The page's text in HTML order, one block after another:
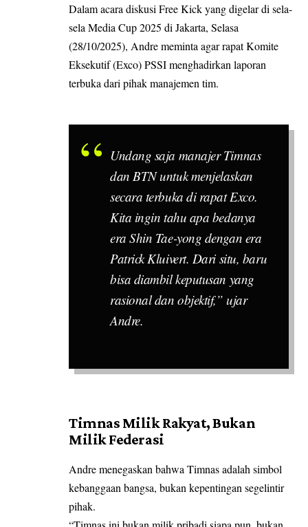
Dalam acara diskusi Free Kick yang digelar di sela-
sela Media Cup 2025 di Jakarta, Selasa
(28/10/2025), Andre meminta agar rapat Komite
Eksekutif (Exco) PSSI menghadirkan laporan
terbuka dari pihak manajemen tim.
Undang saja manajer Timnas
dan BTN untuk menjelaskan
secara terbuka di rapat Exco.
Kita ingin tahu apa bedanya
era Shin Tae-yong dengan era
Patrick Kluivert. Dari situ, baru
bisa diambil keputusan yang
rasional dan objektif,” ujar
Andre.
Timnas Milik Rakyat, Bukan
Milik Federasi
Andre menegaskan bahwa Timnas adalah simbol
kebanggaan bangsa, bukan kepentingan segelintir
pihak.